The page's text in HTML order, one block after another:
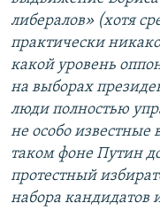
либералов» (хотя
практически
какой уровень
на выборах
люди полностью
не особо
таком фоне Путин
протестный
набора кандидатов